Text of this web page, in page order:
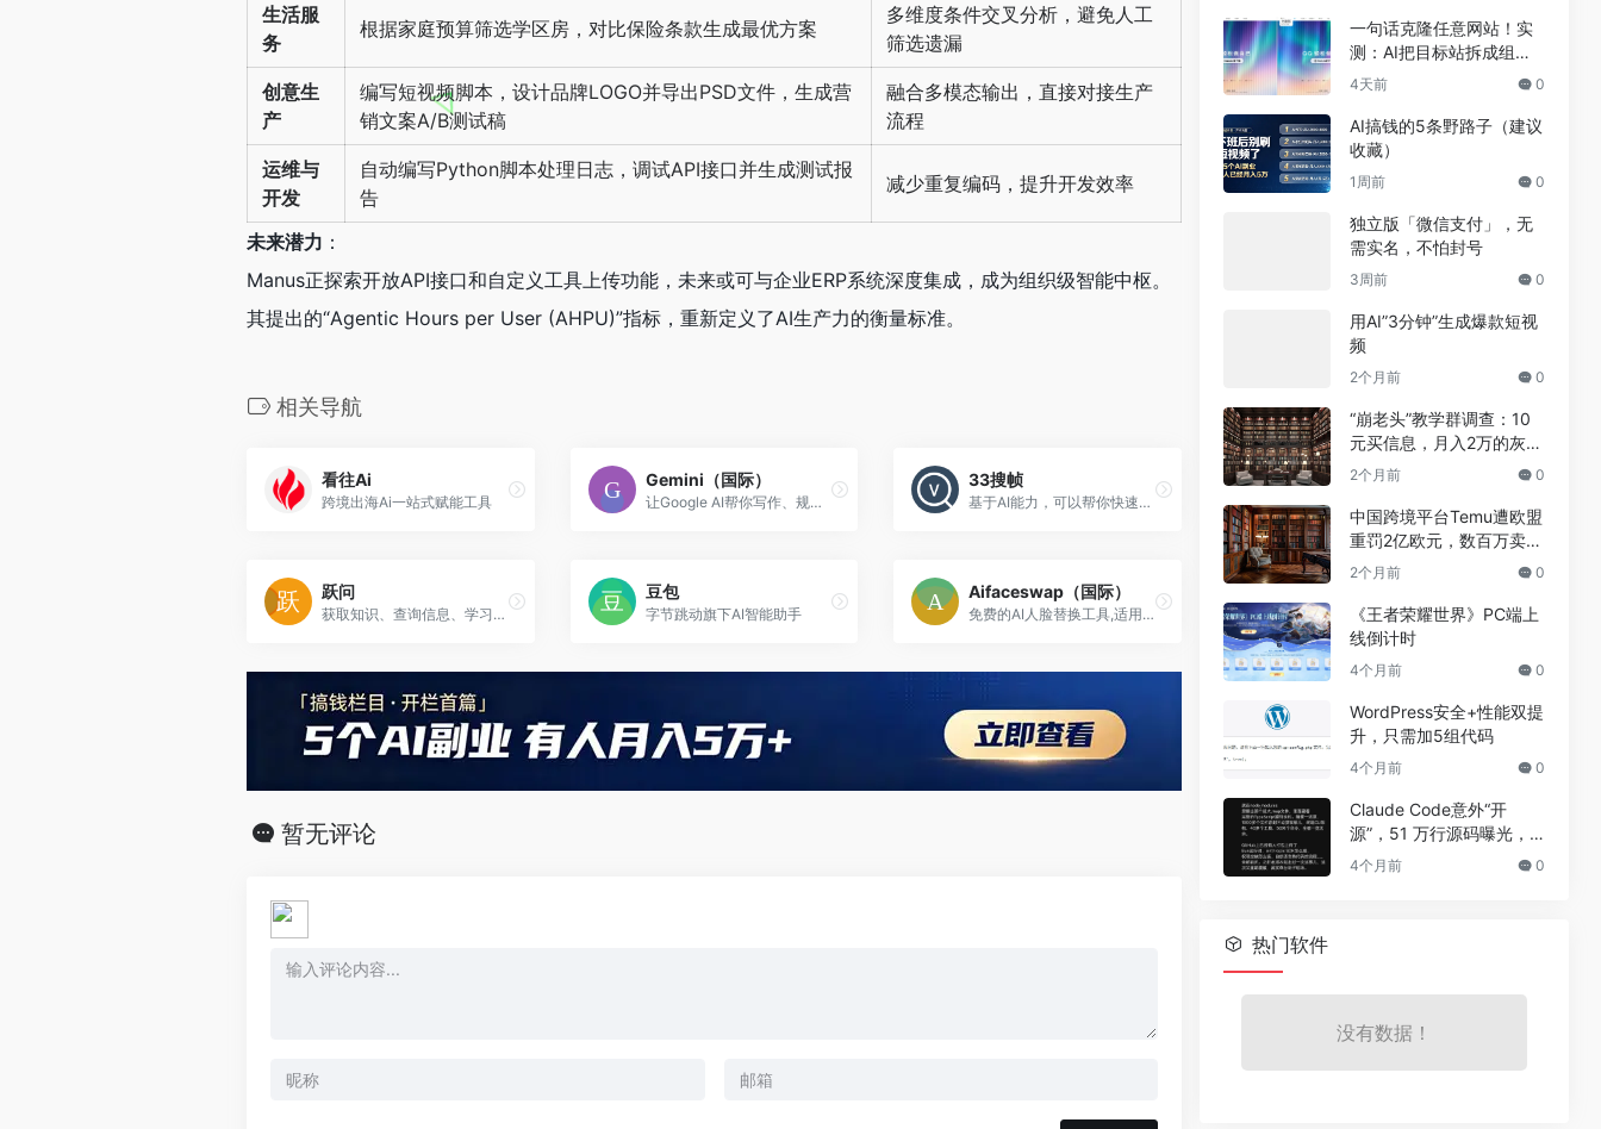
生活服
务
根据家庭预算筛选学区房，对比保险条款生成最优方案
多维度条件交叉分析，避免人工
筛选遗漏
创意生
产
编写短视频脚本，设计品牌LOGO并导出PSD文件，生成营
销文案A/B测试稿
融合多模态输出，直接对接生产
流程
运维与
开发
自动编写Python脚本处理日志，调试API接口并生成测试报
告
减少重复编码，提升开发效率
未来潜力 ：
Manus正探索开放API接口和自定义工具上传功能，未来或可与企业ERP系统深度集成，成为组织级智能中枢。
其提出的“Agentic Hours per User (AHPU)”指标，重新定义了AI生产力的衡量标准。
相关导航
看往Ai
跨境出海Ai一站式赋能工具
Gemini（国际）
让Google AI帮你写作、规划、学习或处理其他事务
33搜帧
基于AI能力，可以帮你快速找到和剪切相关视频画面，并且支持一键合成视频，让视频创作变得更有效率。
跃问
获取知识、查询信息、学习语言、创意写作、编写代码
豆包
字节跳动旗下AI智能助手
Aifaceswap（国际）
免费的AI人脸替换工具,适用于照片和视频
暂无评论
一句话克隆任意网站！实
测：AI把目标站拆成组
件，差异不到5%
4天前 0
AI搞钱的5条野路子（建议
收藏）
1周前 0
独立版「微信支付」，无
需实名，不怕封号
3周前 0
用AI”3分钟”生成爆款短视
频
2个月前 0
“崩老头”教学群调查：10
元买信息，月入2万的灰色
兼职真相
2个月前 0
中国跨境平台Temu遭欧盟
重罚2亿欧元，数百万卖家
恐受牵连
2个月前 0
《王者荣耀世界》PC端上
线倒计时
4个月前 0
WordPress安全+性能双提
升，只需加5组代码
4个月前 0
Claude Code意外“开
源”，51 万行源码曝光，
但真正的秘密没有泄露
4个月前 0
热门软件
没有数据！